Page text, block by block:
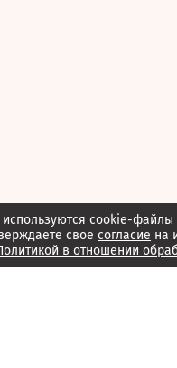
cookie-файлы
свое согласие на
в отношении